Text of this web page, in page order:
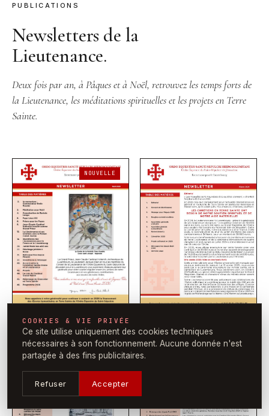
COOKIES & VIE PRIVÉE
Ce site utilise uniquement des cookies techniques
nécessaires à son fonctionnement. Aucune donnée n'est
partagée à des fins publicitaires.
Refuser Accepter
PUBLICATIONS
Newsletters de la
Lieutenance.
Deux fois par an, à Pâques et à Noël, retrouvez les temps forts de
la Lieutenance, les méditations spirituelles et les projets en Terre
Sainte.
NOUVELLE
Noël 2025 48 p. Pâques 2025